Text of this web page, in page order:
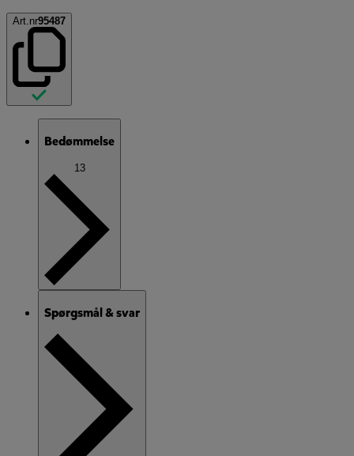
Art.nr95487
Bedømmelse
13
Spørgsmål & svar